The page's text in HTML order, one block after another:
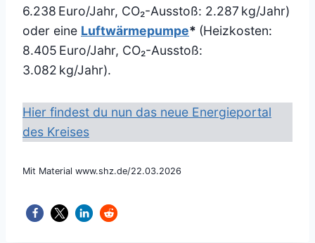
6.238 Euro/Jahr, CO₂-Ausstoß: 2.287 kg/Jahr)
oder eine Luftwärmepumpe* (Heizkosten:
8.405 Euro/Jahr, CO₂-Ausstoß:
3.082 kg/Jahr).
Hier findest du nun das neue Energieportal
des Kreises
Mit Material www.shz.de/22.03.2026